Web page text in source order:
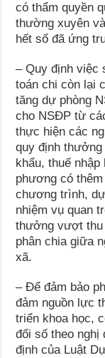
có thẩm quyền
thường xuyên
hết số đã ứng
– Quy định việc
toán chi còn lại
tăng dự phòng
cho NSĐP từ
thực hiện các
quy định
khẩu, thuế
phương có
chương trình,
nhiệm vụ quan
thưởng vượt
phân chia giữa
xã.
– Để đảm bảo
đảm nguồn lực
triển khoa học,
đổi số theo nghị
định của Luật